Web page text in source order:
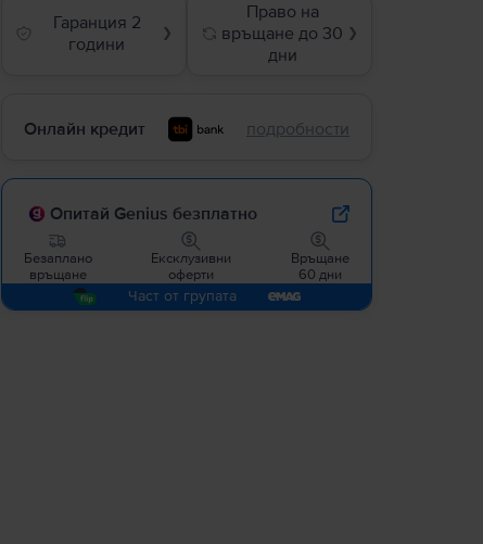
Гаранция 2
години
❯
Право на
връщане до 30
дни
❯
Онлайн кредит подробности
Опитай Genius безплатно
Безаплано
връщане
Ексклузивни
оферти
Връщане
60 дни
Част от групата